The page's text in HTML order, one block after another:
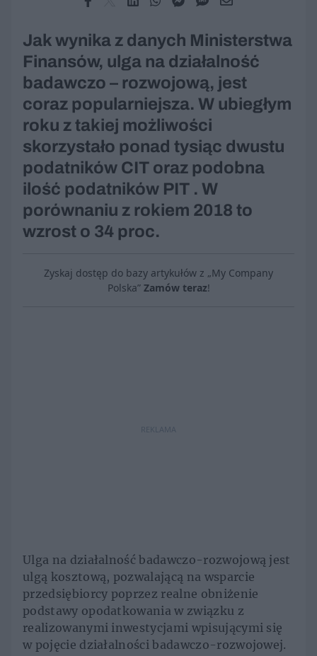
Jak wynika z danych Ministerstwa
Finansów, ulga na działalność
badawczo – rozwojową, jest
coraz popularniejsza. W ubiegłym
roku z takiej możliwości
skorzystało ponad tysiąc dwustu
podatników CIT oraz podobna
ilość podatników PIT . W
porównaniu z rokiem 2018 to
wzrost o 34 proc.
Zyskaj dostęp do bazy artykułów z „My Company
Polska” Zamów teraz!
REKLAMA
Ulga na działalność badawczo-rozwojową jest
ulgą kosztową, pozwalającą na wsparcie
przedsiębiorcy poprzez realne obniżenie
podstawy opodatkowania w związku z
realizowanymi inwestycjami wpisującymi się
w pojęcie działalności badawczo-rozwojowej.